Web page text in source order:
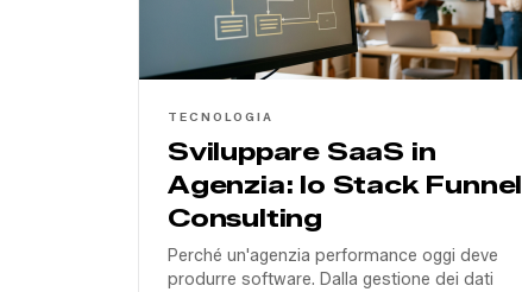
TECNOLOGIA
Sviluppare SaaS in
Agenzia: lo Stack Funnel
Consulting
Perché un'agenzia performance oggi deve
produrre software. Dalla gestione dei dati